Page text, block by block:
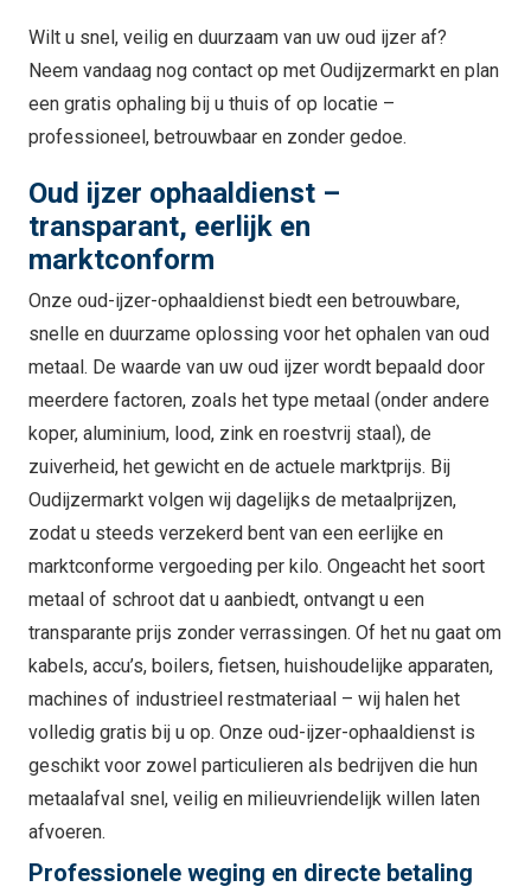
Wilt u snel, veilig en duurzaam van uw oud ijzer af?
Neem vandaag nog contact op met Oudijzermarkt en plan
een gratis ophaling bij u thuis of op locatie –
professioneel, betrouwbaar en zonder gedoe.
Oud ijzer ophaaldienst –
transparant, eerlijk en
marktconform
Onze oud-ijzer-ophaaldienst biedt een betrouwbare,
snelle en duurzame oplossing voor het ophalen van oud
metaal. De waarde van uw oud ijzer wordt bepaald door
meerdere factoren, zoals het type metaal (onder andere
koper, aluminium, lood, zink en roestvrij staal), de
zuiverheid, het gewicht en de actuele marktprijs. Bij
Oudijzermarkt volgen wij dagelijks de metaalprijzen,
zodat u steeds verzekerd bent van een eerlijke en
marktconforme vergoeding per kilo. Ongeacht het soort
metaal of schroot dat u aanbiedt, ontvangt u een
transparante prijs zonder verrassingen. Of het nu gaat om
kabels, accu’s, boilers, fietsen, huishoudelijke apparaten,
machines of industrieel restmateriaal – wij halen het
volledig gratis bij u op. Onze oud-ijzer-ophaaldienst is
geschikt voor zowel particulieren als bedrijven die hun
metaalafval snel, veilig en milieuvriendelijk willen laten
afvoeren.
Professionele weging en directe betaling